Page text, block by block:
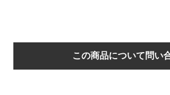
この商品について問い